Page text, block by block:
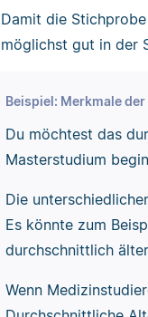
Damit die
möglichst gut in der
Beispiel: Merkmale
Du möchtest das
Masterstudium
Die
Es könnte zum
durchschnittlich
Wenn